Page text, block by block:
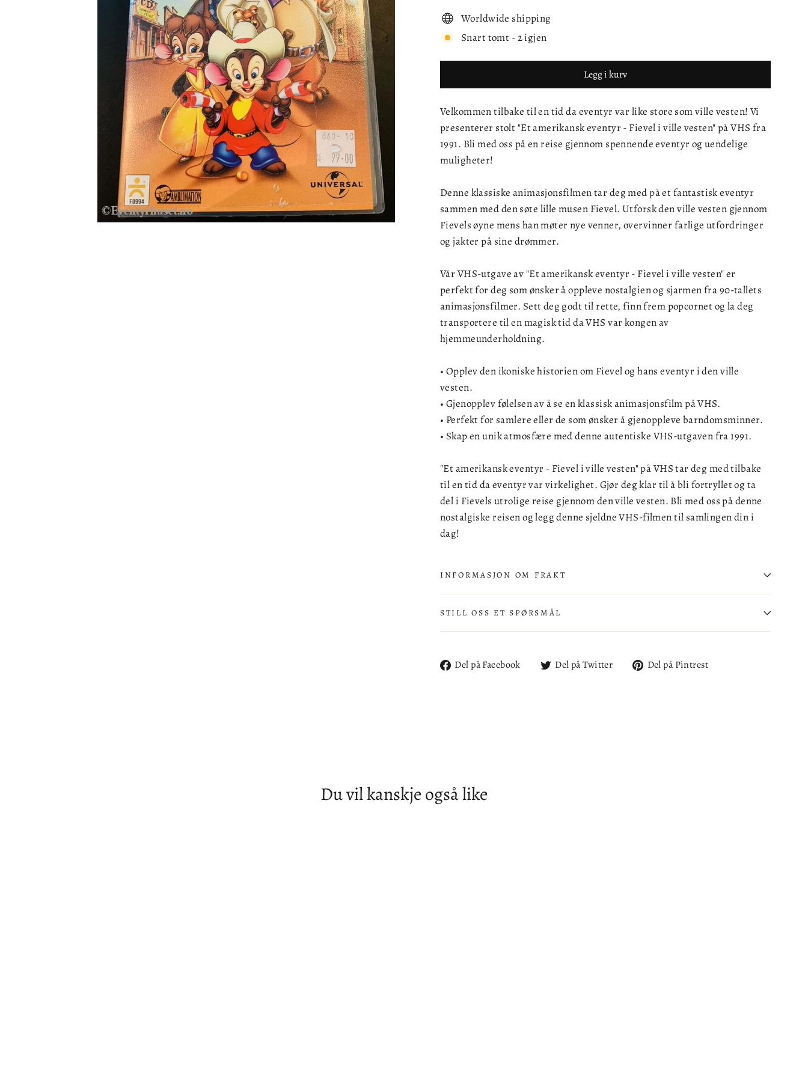
Worldwide shipping
Snart tomt - 2 igjen
Legg i kurv
Velkommen tilbake til en tid da eventyr var like store som ville vesten! Vi
presenterer stolt "Et amerikansk eventyr - Fievel i ville vesten" på VHS fra
1991. Bli med oss på en reise gjennom spennende eventyr og uendelige
muligheter!
Denne klassiske animasjonsfilmen tar deg med på et fantastisk eventyr
sammen med den søte lille musen Fievel. Utforsk den ville vesten gjennom
Fievels øyne mens han møter nye venner, overvinner farlige utfordringer
og jakter på sine drømmer.
Vår VHS-utgave av "Et amerikansk eventyr - Fievel i ville vesten" er
perfekt for deg som ønsker å oppleve nostalgien og sjarmen fra 90-tallets
animasjonsfilmer. Sett deg godt til rette, finn frem popcornet og la deg
transportere til en magisk tid da VHS var kongen av
hjemmeunderholdning.
• Opplev den ikoniske historien om Fievel og hans eventyr i den ville
vesten.
• Gjenopplev følelsen av å se en klassisk animasjonsfilm på VHS.
• Perfekt for samlere eller de som ønsker å gjenoppleve barndomsminner.
• Skap en unik atmosfære med denne autentiske VHS-utgaven fra 1991.
"Et amerikansk eventyr - Fievel i ville vesten" på VHS tar deg med tilbake
til en tid da eventyr var virkelighet. Gjør deg klar til å bli fortryllet og ta
del i Fievels utrolige reise gjennom den ville vesten. Bli med oss på denne
nostalgiske reisen og legg denne sjeldne VHS-filmen til samlingen din i
dag!
INFORMASJON OM FRAKT
STILL OSS ET SPØRSMÅL
Del på Facebook
Del
Del på Twitter
Del
Del på Pintrest
Du vil kanskje også like